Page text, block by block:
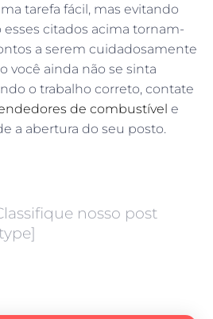
tarefa fácil, mas evitando
citados acima tornam-
a serem cuidadosamente
você ainda não se sinta
o trabalho correto, contate
de combustível e
a abertura do seu posto.
nosso post